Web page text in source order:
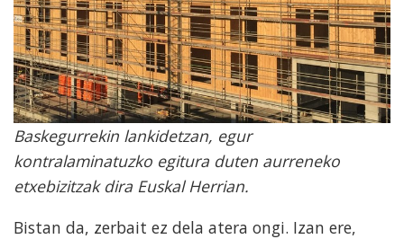
Baskegurrekin lankidetzan, egur
kontralaminatuzko egitura duten aurreneko
etxebizitzak dira Euskal Herrian.
Bistan da, zerbait ez dela atera ongi. Izan ere,